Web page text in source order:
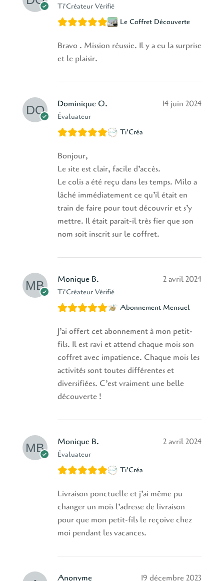
Ti'Créateur Vérifié
Le Coffret Découverte
Bravo . Mission réussie. Il y a eu la surprise
et le plaisir.
Dominique O.
Évaluateur
14 juin 2024
Ti'Créa
Bonjour,
Le site est clair, facile d’accès.
Le colis a été reçu dans les temps. Milo a
lâché immédiatement ce qu’il était en
train de faire pour tout découvrir et s’y
mettre. Il était parait-il très fier que son
nom soit inscrit sur le coffret.
Monique B.
Ti'Créateur Vérifié
2 avril 2024
Abonnement Mensuel
J’ai offert cet abonnement à mon petit-
fils. Il est ravi et attend chaque mois son
coffret avec impatience. Chaque mois les
activités sont toutes différentes et
diversifiées. C’est vraiment une belle
découverte !
Monique B.
Évaluateur
2 avril 2024
Ti'Créa
Livraison ponctuelle et j’ai même pu
changer un mois l’adresse de livraison
pour que mon petit-fils le reçoive chez
moi pendant les vacances.
Anonyme 19 décembre 2023